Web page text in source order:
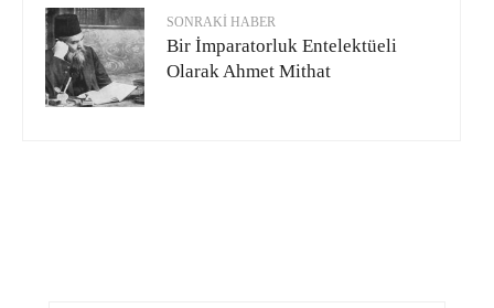
SONRAKI HABER
Bir İmparatorluk Entelektüeli
Olarak Ahmet Mithat